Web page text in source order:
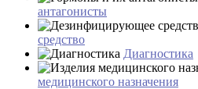
антагонисты
средство
Диагностика
медицинского назначения